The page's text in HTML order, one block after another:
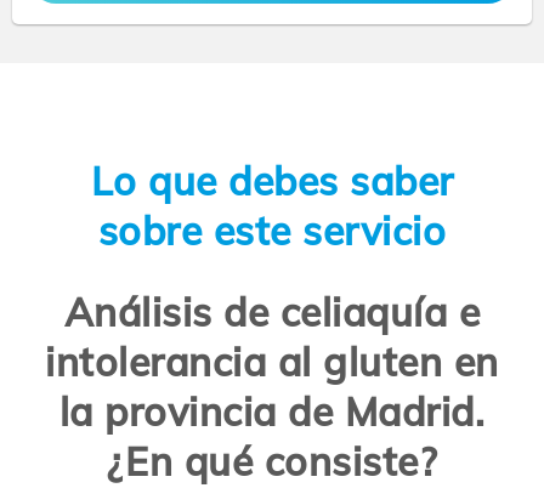
Lo que debes saber
sobre este servicio
Análisis de celiaquía e
intolerancia al gluten en
la provincia de Madrid.
¿En qué consiste?